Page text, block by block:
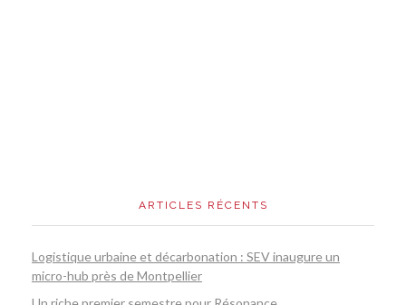
ARTICLES RÉCENTS
Logistique urbaine et décarbonation : SEV inaugure un
micro-hub près de Montpellier